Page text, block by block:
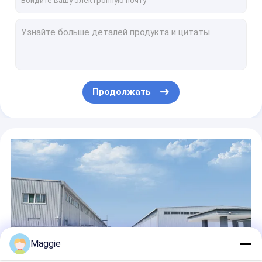
USB 36 прорезает Lockable поручая вагонетку хранения и поручать шкафа
Тип оцинкованная жесть 18 слотов мини шкафа рабочего стола поручая
Планшеты Chromebook ноутбука поручая пластмассу ABS вагонетки передвижную
Передвижные умные слоты USB тележки 36 Ipad поручая
42 вагонетки планшета тележки прямых класса AC слотов поручая поручая
Продолжать
Maggie